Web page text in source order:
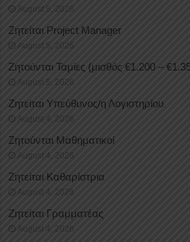
August 5, 2026
Ζητείται Project Manager
August 5, 2026
Ζητούνται Ταμίες (μισθός €1.200 –
August 5, 2026
Ζητείται Υπεύθυνος/η Λογιστηρίου
August 4, 2026
Ζητούνται Μαθηματικοί
August 4, 2026
Ζητείται Καθαρίστρια
August 4, 2026
Ζητείται Γραμματέας
August 4, 2026